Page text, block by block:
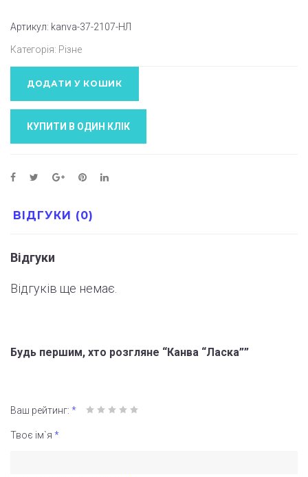
Артикул: kanva-37-2107-НЛ
Категорія: Різне
ДОДАТИ У КОШИК
КУПИТИ В ОДИН КЛIК
ВІДГУКИ (0)
Відгуки
Відгуків ще немає.
Будь першим, хто розгляне “Канва “Ласка””
Ваш рейтинг: *
Твоє ім`я *